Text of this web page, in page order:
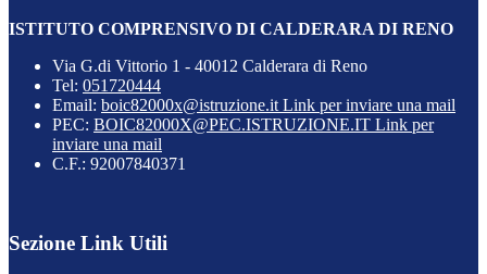
ISTITUTO COMPRENSIVO DI CALDERARA DI RENO
Via G.di Vittorio 1 - 40012 Calderara di Reno
Tel: 051720444
Email: boic82000x@istruzione.it Link per inviare una mail
PEC: BOIC82000X@PEC.ISTRUZIONE.IT Link per
inviare una mail
C.F.: 92007840371
Sezione Link Utili